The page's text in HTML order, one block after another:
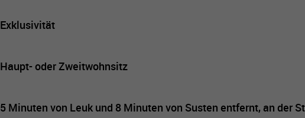
Exklusivität
Haupt- oder Zweitwohnsitz
5 Minuten von Leuk und 8 Minuten von Susten entfernt, an der